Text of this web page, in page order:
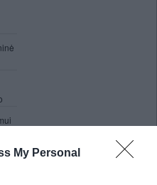
My Personal